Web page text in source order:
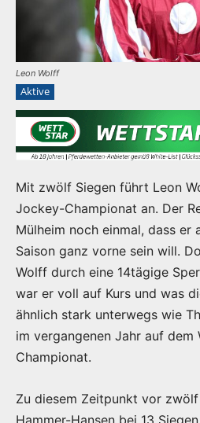
Leon Wolff
Aktive
Mit zwölf Siegen führt Leon
Jockey-Championat an. Der
Mülheim noch einmal, dass er
Saison ganz vorne sein will.
Wolff durch eine 14tägige
war er voll auf Kurs und was
ähnlich stark unterwegs wie
im vergangenen Jahr auf dem
Championat.
Zu diesem Zeitpunkt vor
Hammer-Hansen bei 13